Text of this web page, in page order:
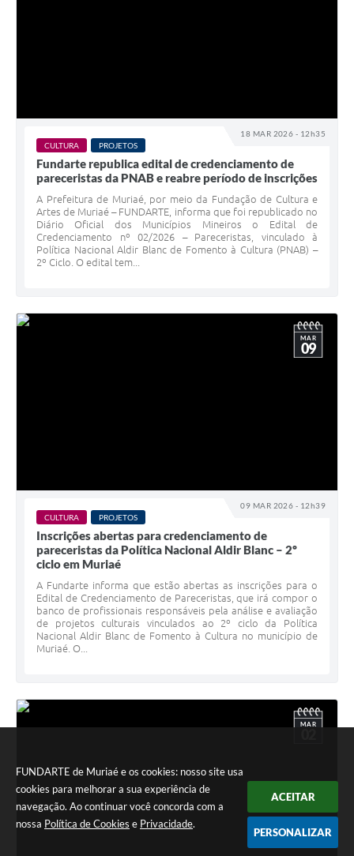
FUNDARTE de Muriaé e os cookies: nosso site usa
cookies para melhorar a sua experiência de
navegação. Ao continuar você concorda com a
nossa Política de Cookies e Privacidade.
ACEITAR
PERSONALIZAR
18 MAR 2026 - 12h35
CULTURA PROJETOS
Fundarte republica edital de credenciamento de
pareceristas da PNAB e reabre período de inscrições
A Prefeitura de Muriaé, por meio da Fundação de Cultura e
Artes de Muriaé – FUNDARTE, informa que foi republicado no
Diário Oficial dos Municípios Mineiros o Edital de
Credenciamento nº 02/2026 – Pareceristas, vinculado à
Política Nacional Aldir Blanc de Fomento à Cultura (PNAB) –
2º Ciclo. O edital tem...
09 MAR 2026 - 12h39
MAR
09
CULTURA PROJETOS
Inscrições abertas para credenciamento de
pareceristas da Política Nacional Aldir Blanc – 2º
ciclo em Muriaé
A Fundarte informa que estão abertas as inscrições para o
Edital de Credenciamento de Pareceristas, que irá compor o
banco de profissionais responsáveis pela análise e avaliação
de projetos culturais vinculados ao 2º ciclo da Política
Nacional Aldir Blanc de Fomento à Cultura no município de
Muriaé. O...
MAR